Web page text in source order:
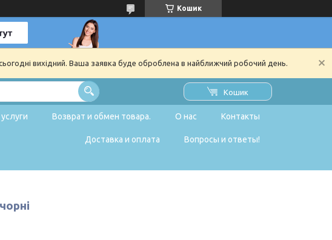
Кошик
вихідний. Ваша заявка буде оброблена в найближчий робочий день.
Кошик
Возврат и обмен товара. О нас Контакты
Доставка и оплата Вопросы и ответы!